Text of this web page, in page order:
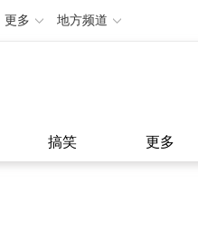
更多 地方频道
搞笑 更多